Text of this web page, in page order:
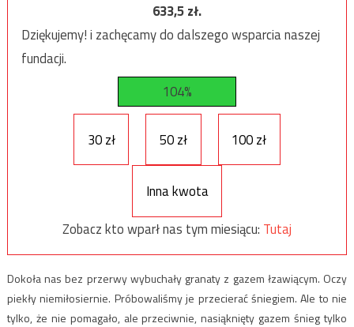
633,5zł.
Dziękujemy! i zachęcamy do dalszego wsparcia naszej
fundacji.
104%
30 zł 50 zł 100 zł
Inna kwota
Zobacz kto wparł nas tym miesiącu: Tutaj
Dokoła nas bez przerwy wybuchały granaty z gazem łzawiącym. Oczy
piekły niemiłosiernie. Próbowaliśmy je przecierać śniegiem. Ale to nie
tylko, że nie pomagało, ale przeciwnie, nasiąknięty gazem śnieg tylko